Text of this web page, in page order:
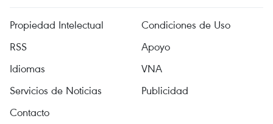
Propiedad Intelectual
Condiciones de Uso
RSS
Apoyo
Idiomas
VNA
Servicios de Noticias
Publicidad
Contacto